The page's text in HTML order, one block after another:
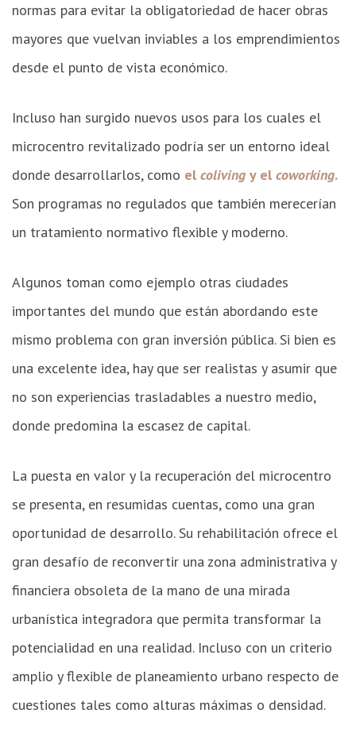
normas para evitar la obligatoriedad de hacer obras
mayores que vuelvan inviables a los emprendimientos
desde el punto de vista económico.
Incluso han surgido nuevos usos para los cuales el
microcentro revitalizado podría ser un entorno ideal
donde desarrollarlos, como el coliving y el coworking.
Son programas no regulados que también merecerían
un tratamiento normativo flexible y moderno.
Algunos toman como ejemplo otras ciudades
importantes del mundo que están abordando este
mismo problema con gran inversión pública. Si bien es
una excelente idea, hay que ser realistas y asumir que
no son experiencias trasladables a nuestro medio,
donde predomina la escasez de capital.
La puesta en valor y la recuperación del microcentro
se presenta, en resumidas cuentas, como una gran
oportunidad de desarrollo. Su rehabilitación ofrece el
gran desafío de reconvertir una zona administrativa y
financiera obsoleta de la mano de una mirada
urbanística integradora que permita transformar la
potencialidad en una realidad. Incluso con un criterio
amplio y flexible de planeamiento urbano respecto de
cuestiones tales como alturas máximas o densidad.